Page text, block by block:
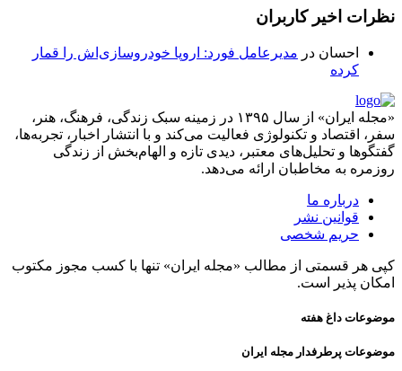
نظرات اخیر کاربران
احسان در مدیرعامل فورد: اروپا خودروسازی‌اش را قمار
کرده
«مجله ایران» از سال ۱۳۹۵ در زمینه سبک زندگی، فرهنگ، هنر،
سفر، اقتصاد و تکنولوژی فعالیت می‌کند و با انتشار اخبار، تجربه‌ها،
گفتگوها و تحلیل‌های معتبر، دیدی تازه و الهام‌بخش از زندگی
روزمره به مخاطبان ارائه می‌دهد.
درباره ما
قوانین نشر
حریم شخصی
کپی هر قسمتی از مطالب «مجله ایران» تنها با کسب مجوز مکتوب
امکان پذیر است.
موضوعات داغ هفته
موضوعات پرطرفدار مجله ایران